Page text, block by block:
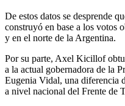
De estos datos se desprende
construyó en base a los votos
y en el norte de la Argentina.
Por su parte, Axel Kicillof
a la actual gobernadora de la
Eugenia Vidal, una diferencia
a nivel nacional del Frente de